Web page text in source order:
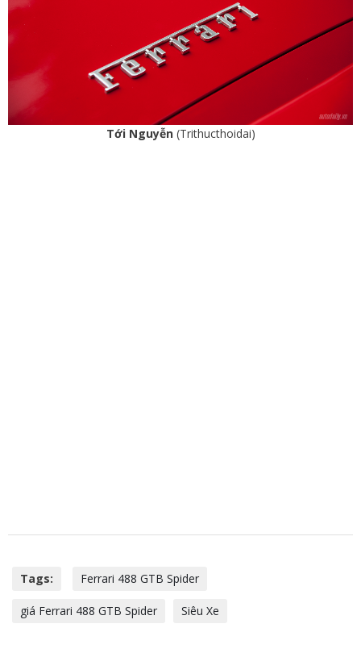
Tới Nguyễn(Trithucthoidai)
Tags: Ferrari 488 GTB Spider
giá Ferrari 488 GTB Spider Siêu Xe